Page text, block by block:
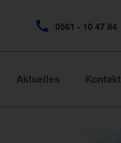
0561 - 10 47 84
Aktuelles Kontakt